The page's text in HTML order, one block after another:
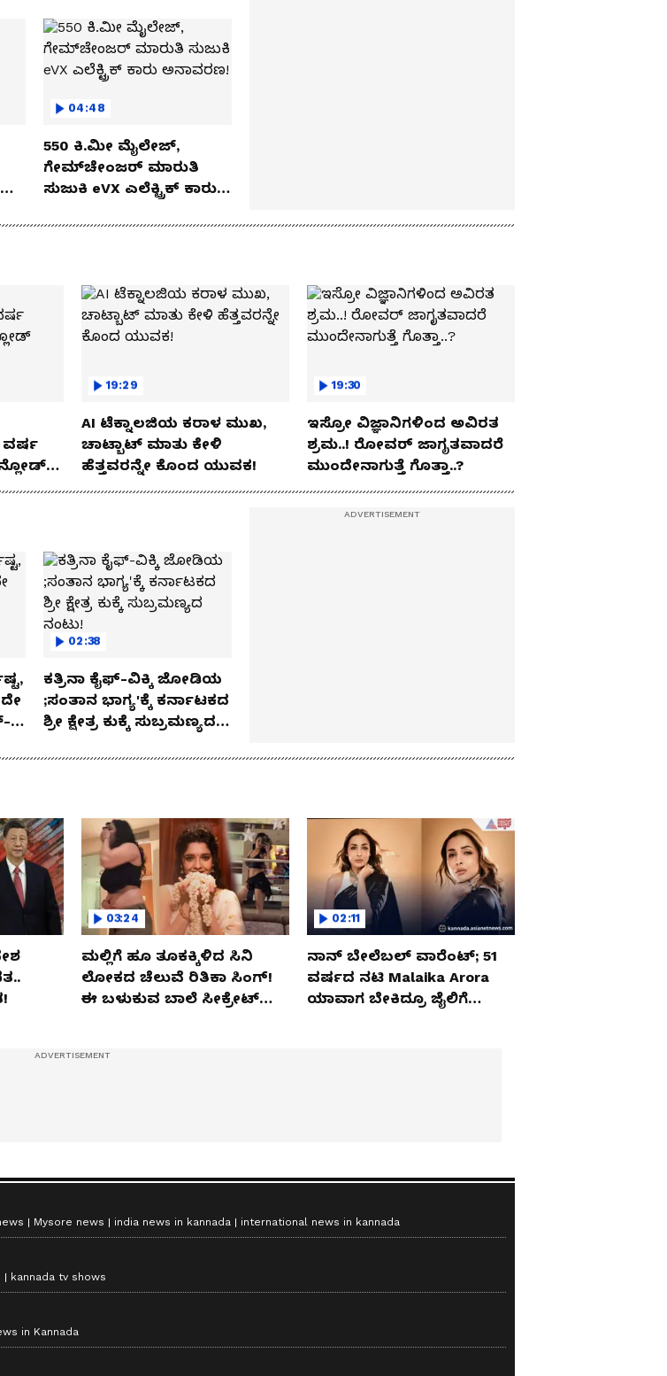
04:48
550 ಕಿ.ಮೀ ಮೈಲೇಜ್,
ಗೇಮ್‌ಚೇಂಜರ್ ಮಾರುತಿ
ಸುಜುಕಿ eVX ಎಲೆಕ್ಟ್ರಿಕ್ ಕಾರು
ವರ್ಷ
19:29
AI ಟೆಕ್ನಾಲಜಿಯ ಕರಾಳ ಮುಖ,
ಚಾಟ್ಬಾಟ್ ಮಾತು ಕೇಳಿ
ಹೆತ್ತವರನ್ನೇ ಕೊಂದ ಯುವಕ!
19:30
ಇಸ್ರೋ ವಿಜ್ಞಾನಿಗಳಿಂದ ಅವಿರತ
ಶ್ರಮ..! ರೋವರ್ ಜಾಗೃತವಾದರೆ
ಮುಂದೇನಾಗುತ್ತೆ ಗೊತ್ತಾ..?
02:38
ಕತ್ರಿನಾ ಕೈಫ್-ವಿಕ್ಕಿ ಜೋಡಿಯ
;ಸಂತಾನ ಭಾಗ್ಯ'ಕ್ಕೆ ಕರ್ನಾಟಕದ
ಶ್ರೀ ಕ್ಷೇತ್ರ ಕುಕ್ಕೆ ಸುಬ್ರಮಣ್ಯದ
03:24
ಮಲ್ಲಿಗೆ ಹೂ ತೂಕಕ್ಕಿಳಿದ ಸಿನಿ
ಲೋಕದ ಚೆಲುವೆ ರಿತಿಕಾ ಸಿಂಗ್!‌
ಈ ಬಳುಕುವ ಬಾಲೆ ಸೀಕ್ರೇಟ್‌
02:11
ನಾನ್ ಬೇಲೆಬಲ್ ವಾರೆಂಟ್; 51
ವರ್ಷದ ನಟಿ Malaika Arora
ಯಾವಾಗ ಬೇಕಿದ್ರೂ ಜೈಲಿಗೆ
Mysore news india news in kannada international news in kannada
kannada tv shows
in Kannada